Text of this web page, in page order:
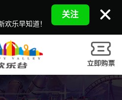
欢乐早知道！
关注